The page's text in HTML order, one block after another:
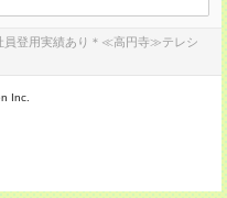
員登用実績あり＊≪高円寺≫テレシ
Inc.